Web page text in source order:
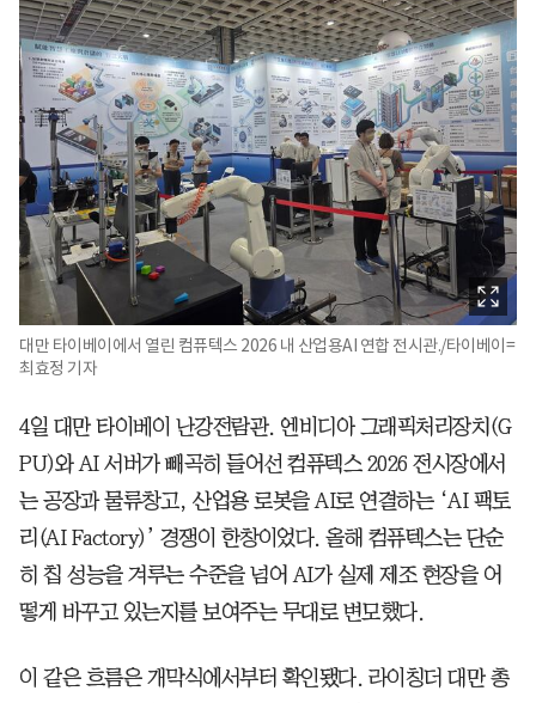
대만 타이베이에서 열린 컴퓨텍스 2026 내 산업용AI 연합 전시관./타이베이=
최효정 기자
4일 대만 타이베이 난강전람관. 엔비디아 그래픽처리장치(G
PU)와 AI 서버가 빼곡히 들어선 컴퓨텍스 2026 전시장에서
는 공장과 물류창고, 산업용 로봇을 AI로 연결하는 ‘AI 팩토
리(AI Factory)’ 경쟁이 한창이었다. 올해 컴퓨텍스는 단순
히 칩 성능을 겨루는 수준을 넘어 AI가 실제 제조 현장을 어
떻게 바꾸고 있는지를 보여주는 무대로 변모했다.
이 같은 흐름은 개막식에서부터 확인됐다. 라이칭더 대만 총